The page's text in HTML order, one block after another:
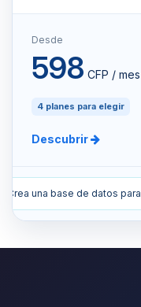
Desde
598 CFP / mes
4 planes para elegir
Descubrir
y configura el plugin.